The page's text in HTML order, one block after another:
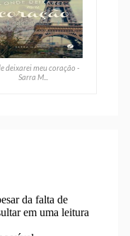
deixarei meu coração -
Sarra M...